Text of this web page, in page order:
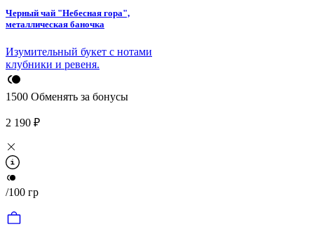
Черный чай "Небесная гора",
металлическая баночка
Изумительный букет с нотами
клубники и ревеня.
1500 Обменять за бонусы
2 190 ₽
/100 гр